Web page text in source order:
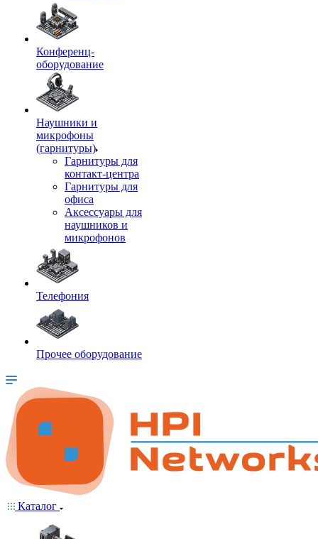
Конференц-
оборудование
Наушники и
микрофоны
(гарнитуры)
Гарнитуры для
контакт-центра
Гарнитуры для
офиса
Аксессуары для
наушников и
микрофонов
Телефония
Прочее оборудование
Каталог